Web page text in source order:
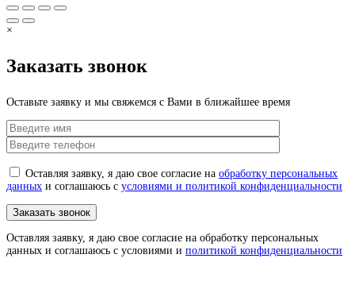
×
Заказать звонок
Оставьте заявку и мы свяжемся с Вами в ближайшее время
Оставляя заявку, я даю свое согласие на обработку персональных
данных и соглашаюсь с условиями и политикой конфиденциальности
Оставляя заявку, я даю свое согласие на обработку персональных
данных и соглашаюсь с условиями и политикой конфиденциальности